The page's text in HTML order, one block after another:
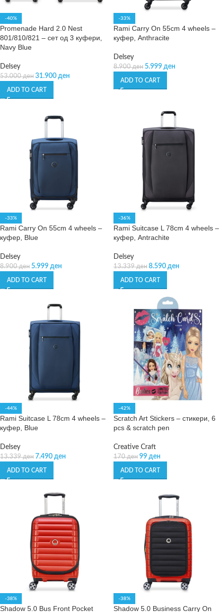
-40%
Promenade Hard 2.0 Nest
801/810/821 – сет од 3 куфери,
Navy Blue
Delsey
53.000ден 31.900 ден
ADD TO CART
-33%
Rami Carry On 55cm 4 wheels –
куфер, Anthracite
Delsey
8.900ден 5.999 ден
ADD TO CART
-33%
Rami Carry On 55cm 4 wheels –
куфер, Blue
Delsey
8.900ден 5.999 ден
ADD TO CART
-36%
Rami Suitcase L 78cm 4 wheels –
куфер, Antrachite
Delsey
13.339ден 8.590 ден
ADD TO CART
-44%
Rami Suitcase L 78cm 4 wheels –
куфер, Blue
Delsey
13.339ден 7.490 ден
ADD TO CART
-42%
Scratch Art Stickers – стикери, 6
pcs & scratch pen
Creative Craft
170ден 99 ден
ADD TO CART
-38%
Shadow 5.0 Bus Front Pocket
-38%
Shadow 5.0 Business Carry On